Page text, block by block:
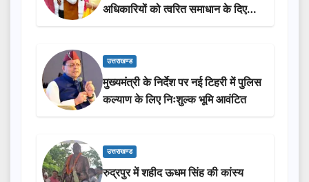
अधिकारियों को त्वरित समाधान के दिए
निर्देश
उत्तराखण्ड
मुख्यमंत्री के निर्देश पर नई टिहरी में पुलिस
कल्याण के लिए निःशुल्क भूमि आवंटित
उत्तराखण्ड
रुद्रपुर में शहीद ऊधम सिंह की कांस्य